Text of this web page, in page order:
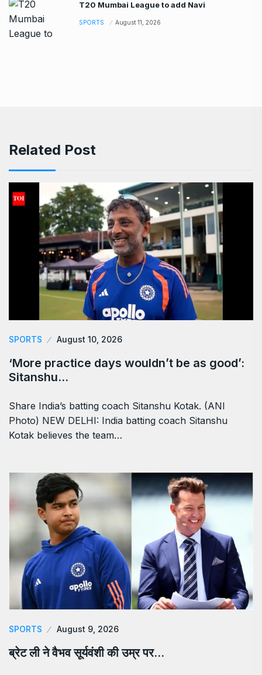
T20 Mumbai League to add Navi
SPORTS August 11, 2026
Related Post
SPORTS August 10, 2026
‘More practice days wouldn’t be as good’:
Sitanshu…
Share India’s batting coach Sitanshu Kotak. (ANI
Photo) NEW DELHI: India batting coach Sitanshu
Kotak believes the team…
SPORTS August 9, 2026
ब्रेट ली ने वैभव सूर्यवंशी की उम्र पर…